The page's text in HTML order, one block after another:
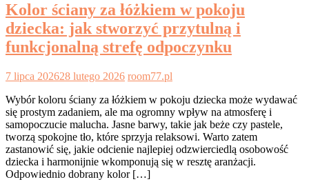
Kolor ściany za łóżkiem w pokoju
dziecka: jak stworzyć przytulną i
funkcjonalną strefę odpoczynku
7 lipca 202628 lutego 2026 room77.pl
Wybór koloru ściany za łóżkiem w pokoju dziecka może wydawać
się prostym zadaniem, ale ma ogromny wpływ na atmosferę i
samopoczucie malucha. Jasne barwy, takie jak beże czy pastele,
tworzą spokojne tło, które sprzyja relaksowi. Warto zatem
zastanowić się, jakie odcienie najlepiej odzwierciedlą osobowość
dziecka i harmonijnie wkomponują się w resztę aranżacji.
Odpowiednio dobrany kolor […]